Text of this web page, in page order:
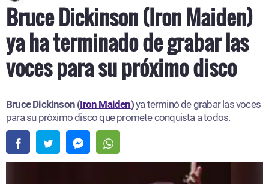
Bruce Dickinson (Iron Maiden)
ya ha terminado de grabar las
voces para su próximo disco
Bruce Dickinson (Iron Maiden)ya terminó de grabar las voces
para su próximo disco que promete conquista a todos.